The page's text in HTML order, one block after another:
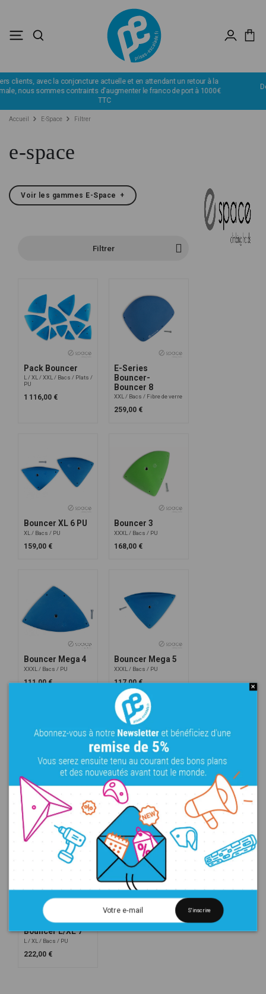
Déstockage : profitez de remise jusqu'à -60%. J’en profite
Accueil E-Space Filtrer
e-space
Voir les gammes E-Space +
Pack Bouncer
L XL XXL Bacs
Plats
PU
1 116,00 €
E-Series
Bouncer-
Bouncer 8
XXL Bacs Fibre de verre
259,00 €
Bouncer XL 6 PU
XL Bacs PU
159,00 €
Bouncer 3
XXXL Bacs PU
168,00 €
Bouncer Mega 4
XXXL Bacs PU
111,00 €
Bouncer Mega 5
XXXL Bacs PU
117,00 €
Bouncer 1
XXL Bacs Plats PU
213,00 €
Bouncer 2
XXXL Bacs PU
180,00 €
Bouncer L/XL 7
L XL Bacs PU
222,00 €
Filtrer
S'inscrire